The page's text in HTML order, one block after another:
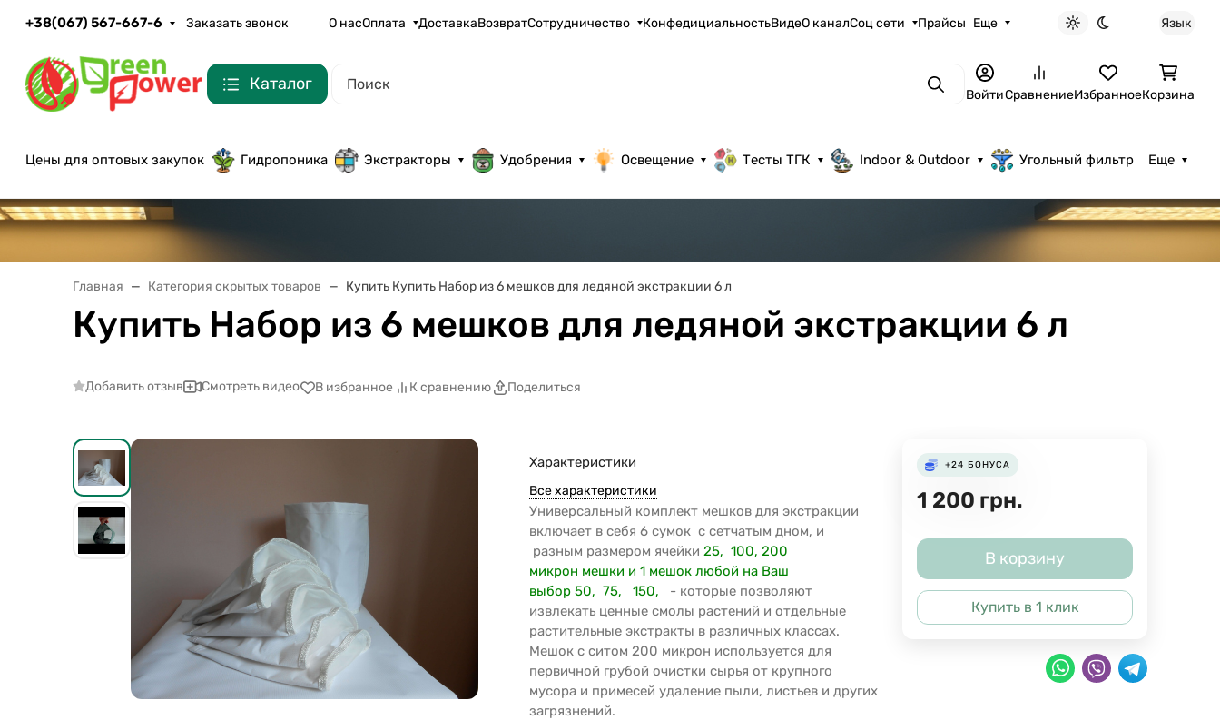
+38(067) 567-667-6 Заказать звонок О насОплата ДоставкаВозвратСотрудничество КонфедициальностьВидеО каналСоц сети Прайсы Еще
Светлая тема
Темная тема
Язык
Каталог ПоискВойтиСравнениеИзбранноеКорзина
Цены для оптовых закупок Гидропоника Экстракторы Удобрения Освещение Тесты ТГК Indoor & Outdoor Угольный фильтр Еще
Главная Категория скрытых товаров Купить Купить Набор из 6 мешков для ледяной экстракции 6 л
Купить Набор из 6 мешков для ледяной экстракции 6 л
Добавить отзыв Смотреть видео В избранное К сравнению Поделиться
Характеристики
Все характеристики
Универсальный комплект мешков для экстракции
включает в себя 6 сумок с сетчатым дном, и
разным размером ячейки25, 100, 200
микрон мешки и 1 мешок любой на Ваш
выбор 50, 75, 150, - которые позволяют
извлекать ценные смолы растений и отдельные
растительные экстракты в различных классах.
Мешок с ситом 200 микрон используется для
первичной грубой очистки сырья от крупного
мусора и примесей удаление пыли, листьев и других
загрязнений.
+24 БОНУСА
1 200 грн.
В корзину
Купить в 1 клик